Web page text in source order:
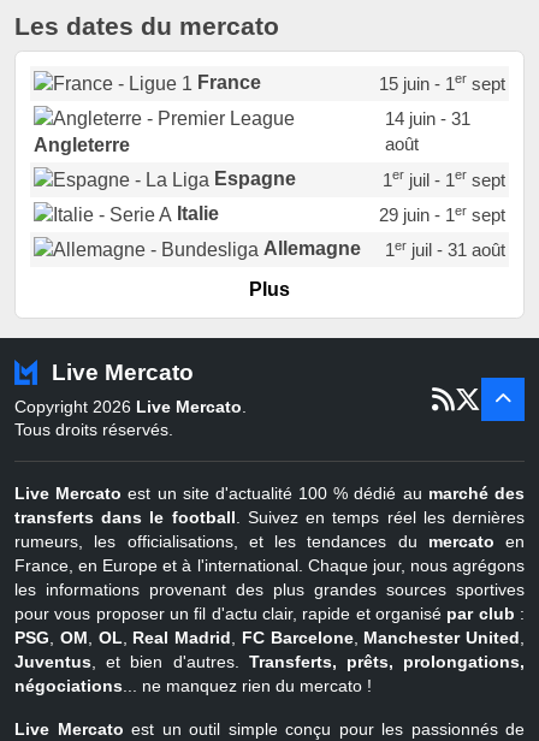
Les dates du mercato
France 15 juin - 1ersept
Angleterre
14 juin - 31
août
Espagne
1erjuil - 1ersept
Italie
29 juin - 1ersept
Allemagne
1erjuil - 31 août
Portugal
Pays-Bas
22 juin - 2 sept
Belgique
juil - 31
Plus
Live Mercato
Copyright 2026 Live Mercato
Tous droits réservés.
Live Mercato est un site d'actualité 100 % dédié au marché des
transferts dans le football . Suivez en temps réel les dernières
rumeurs, les officialisations, et les tendances du mercato en
France, en Europe et à l'international. Chaque jour, nous agrégons
les informations provenant des plus grandes sources sportives
pour vous proposer un fil d'actu clair, rapide et organisé par club :
PSG
OM OL Real Madrid FC Barcelone, Manchester United
Juventus , et bien d'autres. Transferts, prêts, prolongations,
négociations ... ne manquez rien du mercato !
Live Mercato est un outil simple conçu pour les passionnés de